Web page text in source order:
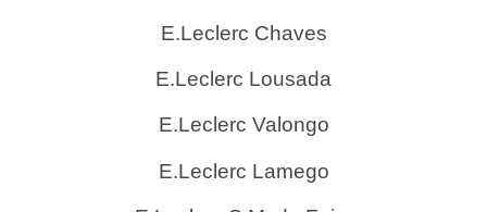
E.Leclerc Chaves
E.Leclerc Lousada
E.Leclerc Valongo
E.Leclerc Lamego